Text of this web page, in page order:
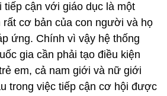
tiếp cận với giáo dục là một
rất cơ bản của con người và họ
ứng. Chính vì vậy hệ thống
gia cần phải tạo điều kiện
em, cả nam giới và nữ giới
trong việc tiếp cận cơ hội được